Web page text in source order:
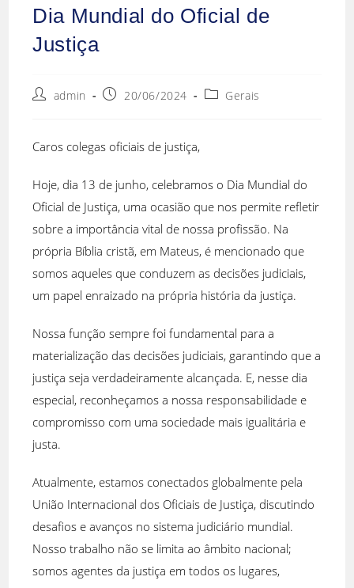
Dia Mundial do Oficial de
Justiça
Autoradmin
Post20/06/2024
Categoria
Gerais
Caros colegas oficiais de justiça,
Hoje, dia 13 de junho, celebramos o Dia Mundial do
Oficial de Justiça, uma ocasião que nos permite refletir
sobre a importância vital de nossa profissão. Na
própria Bíblia cristã, em Mateus, é mencionado que
somos aqueles que conduzem as decisões judiciais,
um papel enraizado na própria história da justiça.
Nossa função sempre foi fundamental para a
materialização das decisões judiciais, garantindo que a
justiça seja verdadeiramente alcançada. E, nesse dia
especial, reconheçamos a nossa responsabilidade e
compromisso com uma sociedade mais igualitária e
justa.
Atualmente, estamos conectados globalmente pela
União Internacional dos Oficiais de Justiça, discutindo
desafios e avanços no sistema judiciário mundial.
Nosso trabalho não se limita ao âmbito nacional;
somos agentes da justiça em todos os lugares,